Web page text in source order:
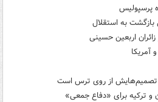
پرسپولیس
بازگشت به استقلال
اربعین حسینی
آمریکا
تصمیم‌هایش از روی ترس است
و ترکیه برای «دفاع جمعی»